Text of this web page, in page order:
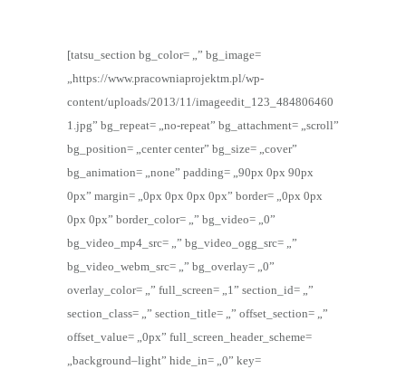
[tatsu_section bg_color= „” bg_image=
„https://www.pracowniaprojektm.pl/wp-
content/uploads/2013/11/imageedit_123_484806460
1.jpg” bg_repeat= „no-repeat” bg_attachment= „scroll”
bg_position= „center center” bg_size= „cover”
bg_animation= „none” padding= „90px 0px 90px
0px” margin= „0px 0px 0px 0px” border= „0px 0px
0px 0px” border_color= „” bg_video= „0”
bg_video_mp4_src= „” bg_video_ogg_src= „”
bg_video_webm_src= „” bg_overlay= „0”
overlay_color= „” full_screen= „1” section_id= „”
section_class= „” section_title= „” offset_section= „”
offset_value= „0px” full_screen_header_scheme=
„background–light” hide_in= „0” key=